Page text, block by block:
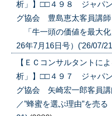
析」】□□４９８ ジャパ
グ協会 豊島恵太客員講
「牛一頭の価値を最大
26年7月16日号）('26/07/
【ＥＣコンサルタントに
析」】□□４９７ ジャパ
グ協会 矢崎宏一郎客員
／”蜂蜜を選ぶ理由”を売